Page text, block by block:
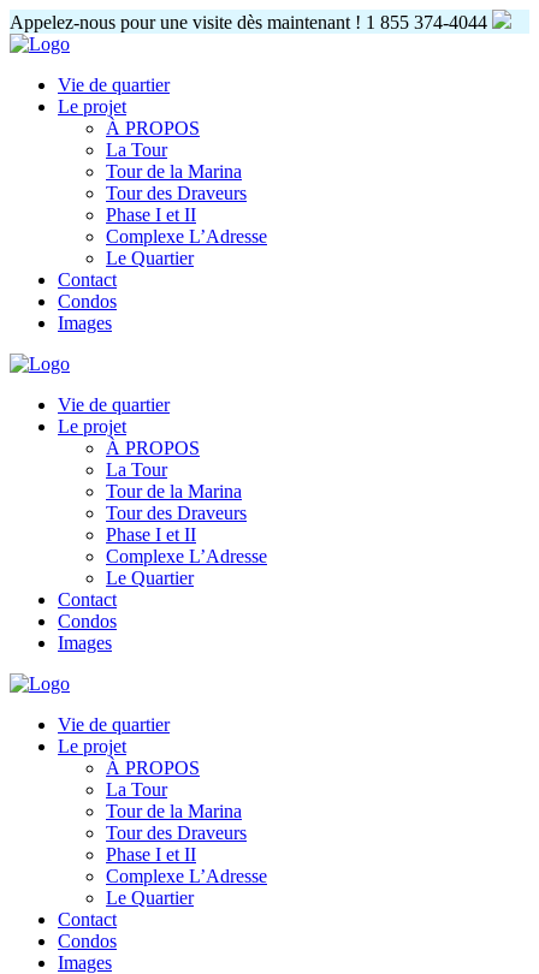
Appelez-nous pour une visite dès maintenant ! 1 855 374-4044
Vie de quartier
Le projet
À PROPOS
La Tour
Tour de la Marina
Tour des Draveurs
Phase I et II
Complexe L’Adresse
Le Quartier
Contact
Condos
Images
Vie de quartier
Le projet
À PROPOS
La Tour
Tour de la Marina
Tour des Draveurs
Phase I et II
Complexe L’Adresse
Le Quartier
Contact
Condos
Images
Vie de quartier
Le projet
À PROPOS
La Tour
Tour de la Marina
Tour des Draveurs
Phase I et II
Complexe L’Adresse
Le Quartier
Contact
Condos
Images